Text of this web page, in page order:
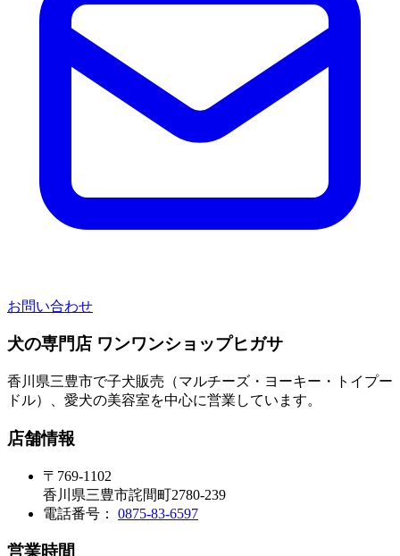
お問い合わせ
犬の専門店 ワンワンショップヒガサ
香川県三豊市で子犬販売（マルチーズ・ヨーキー・トイプー
ドル）、愛犬の美容室を中心に営業しています。
店舗情報
〒769-1102
香川県三豊市詫間町2780-239
電話番号： 0875-83-6597
営業時間